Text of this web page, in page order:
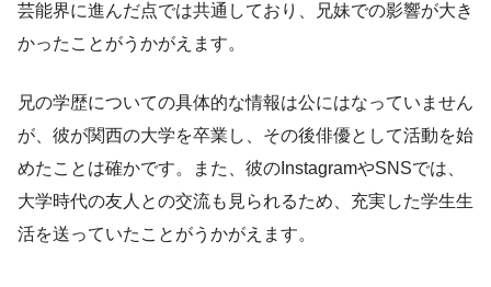
芸能界に進んだ点では共通しており、兄妹での影響が大き
かったことがうかがえます。
兄の学歴についての具体的な情報は公にはなっていません
が、彼が関西の大学を卒業し、その後俳優として活動を始
めたことは確かです。また、彼のInstagramやSNSでは、
大学時代の友人との交流も見られるため、充実した学生生
活を送っていたことがうかがえます。